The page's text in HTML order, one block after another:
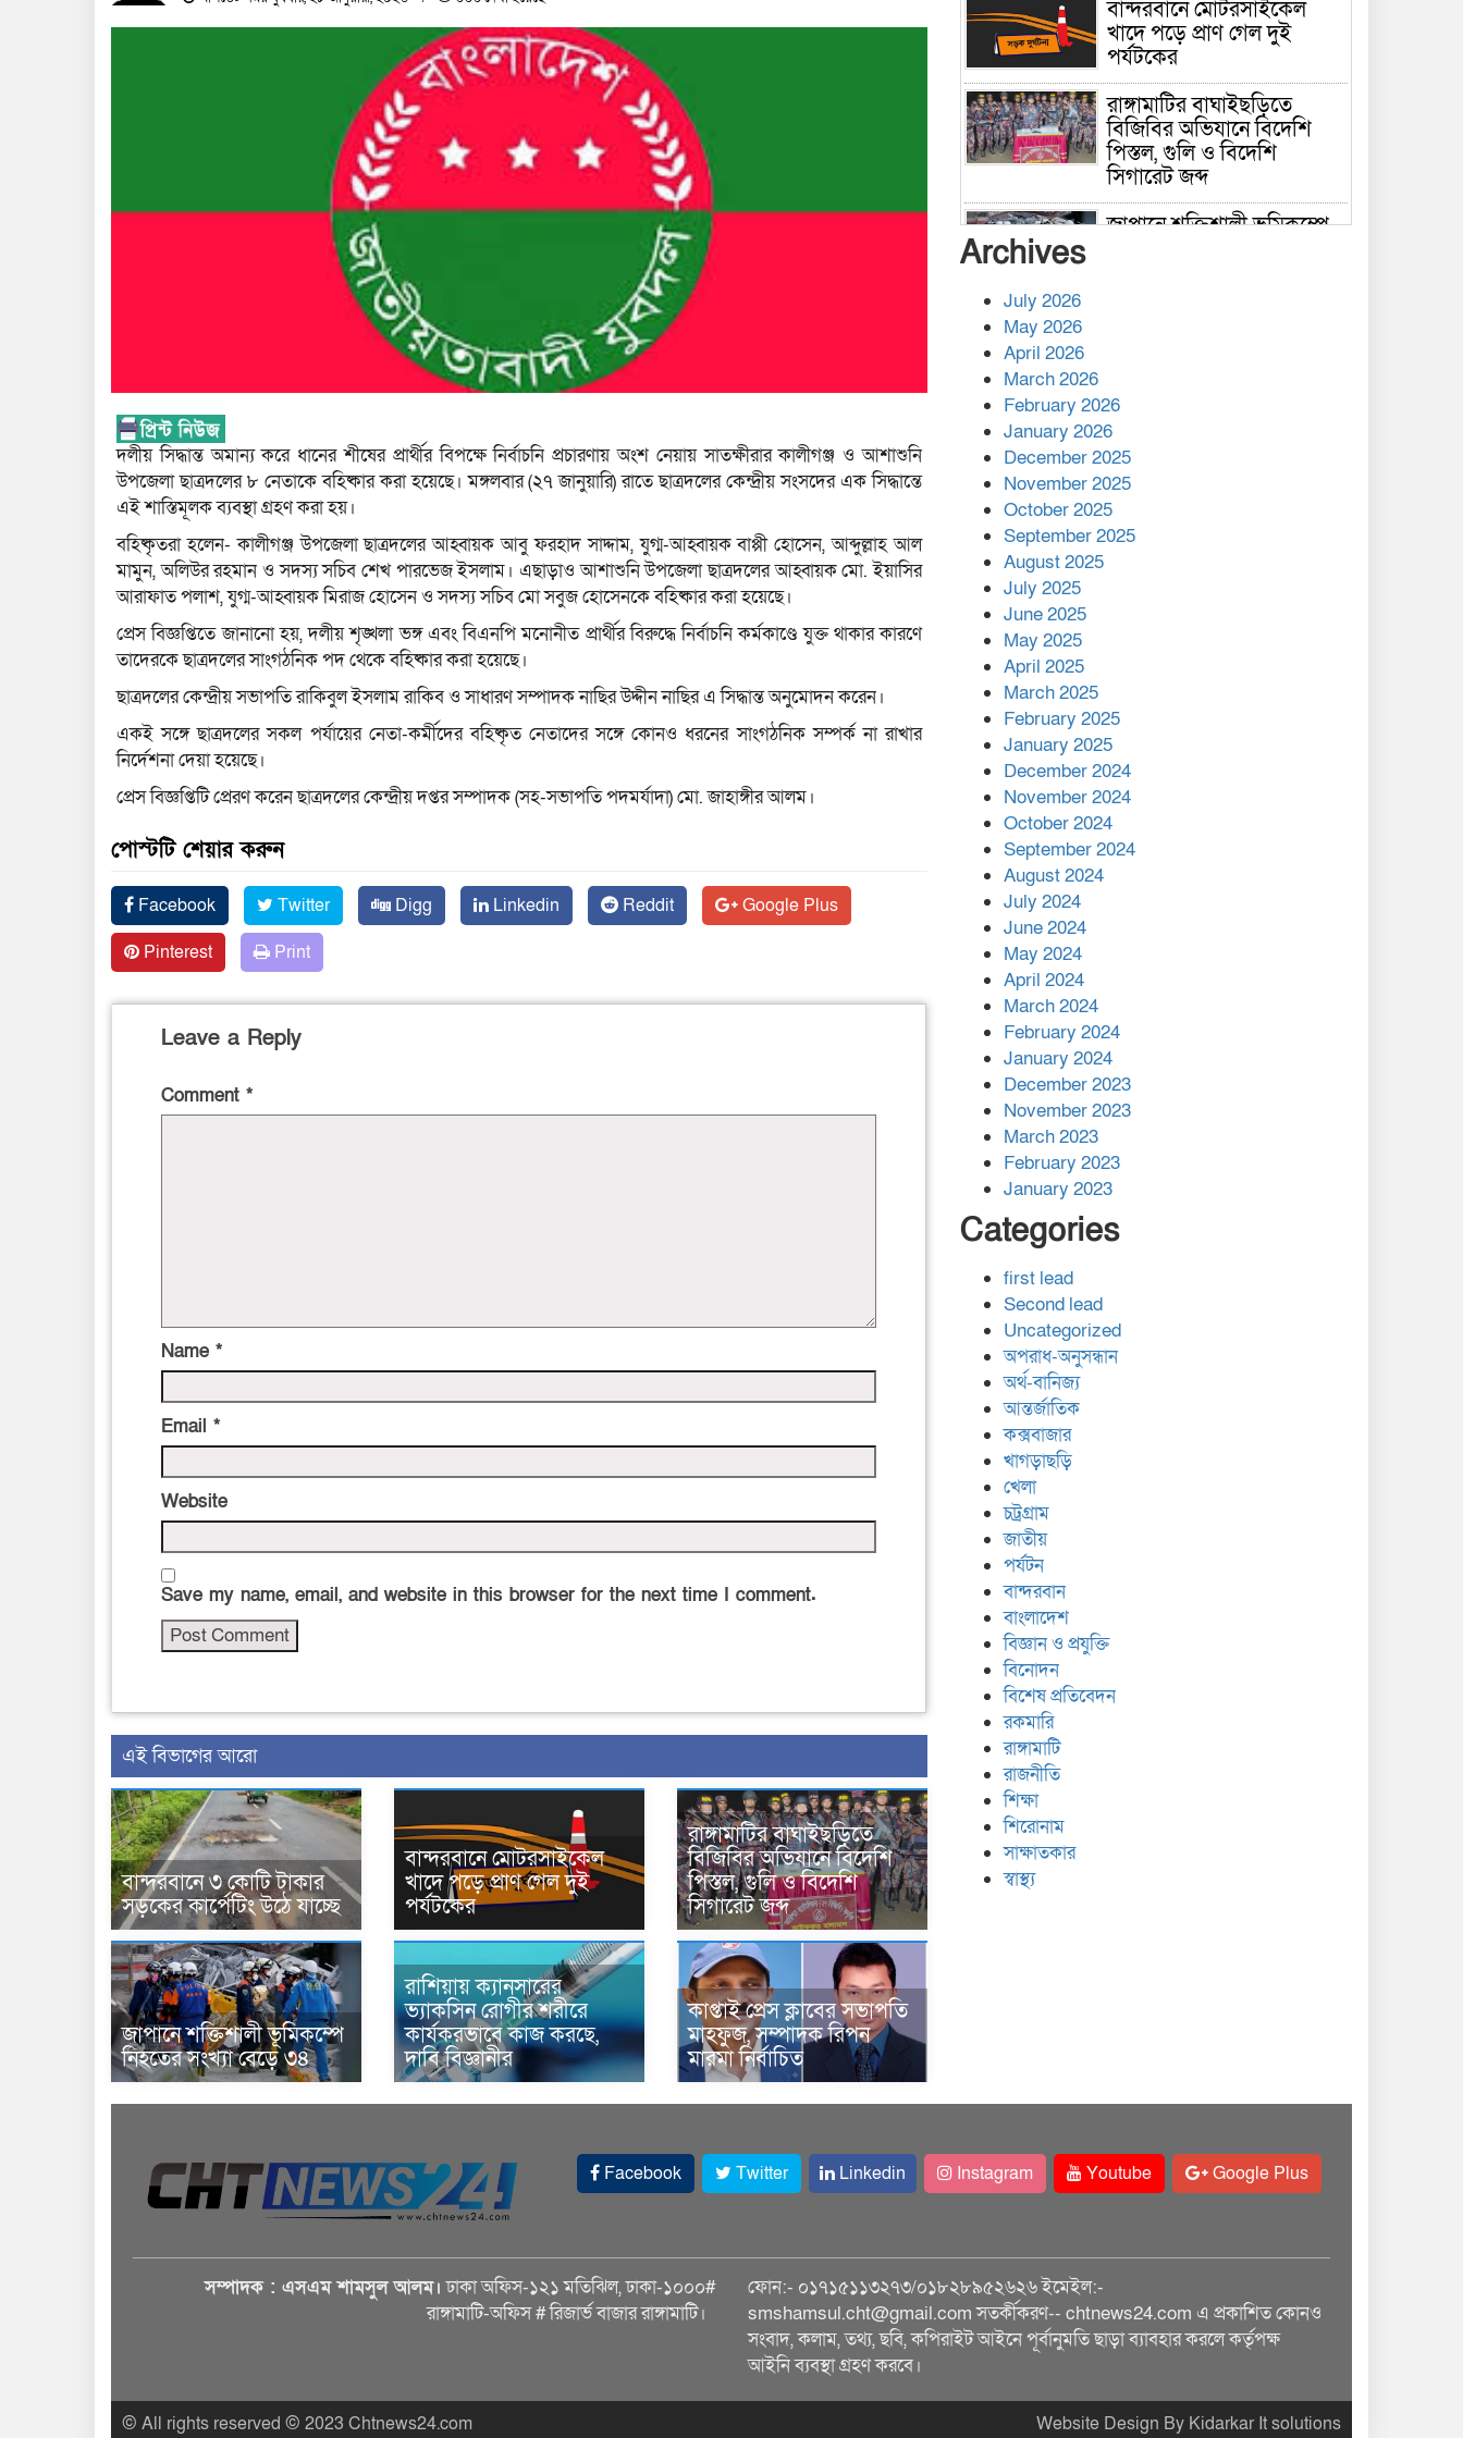
দলীয় সিদ্ধান্ত অমান্য করে ধানের শীষের প্রার্থীর বিপক্ষে নির্বাচনি প্রচারণায় অংশ নেয়ায় সাতক্ষীরার কালীগঞ্জ ও আশাশুনি
উপজেলা ছাত্রদলের ৮ নেতাকে বহিষ্কার করা হয়েছে। মঙ্গলবার (২৭ জানুয়ারি) রাতে ছাত্রদলের কেন্দ্রীয় সংসদের এক সিদ্ধান্তে
এই শাস্তিমূলক ব্যবস্থা গ্রহণ করা হয়।
বহিষ্কৃতরা হলেন- কালীগঞ্জ উপজেলা ছাত্রদলের আহ্বায়ক আবু ফরহাদ সাদ্দাম, যুগ্ম-আহ্বায়ক বাপ্পী হোসেন, আব্দুল্লাহ আল
মামুন, অলিউর রহমান ও সদস্য সচিব শেখ পারভেজ ইসলাম। এছাড়াও আশাশুনি উপজেলা ছাত্রদলের আহ্বায়ক মো. ইয়াসির
আরাফাত পলাশ, যুগ্ম-আহ্বায়ক মিরাজ হোসেন ও সদস্য সচিব মো সবুজ হোসেনকে বহিষ্কার করা হয়েছে।
প্রেস বিজ্ঞপ্তিতে জানানো হয়, দলীয় শৃঙ্খলা ভঙ্গ এবং বিএনপি মনোনীত প্রার্থীর বিরুদ্ধে নির্বাচনি কর্মকাণ্ডে যুক্ত থাকার কারণে
তাদেরকে ছাত্রদলের সাংগঠনিক পদ থেকে বহিষ্কার করা হয়েছে।
ছাত্রদলের কেন্দ্রীয় সভাপতি রাকিবুল ইসলাম রাকিব ও সাধারণ সম্পাদক নাছির উদ্দীন নাছির এ সিদ্ধান্ত অনুমোদন করেন।
একই সঙ্গে ছাত্রদলের সকল পর্যায়ের নেতা-কর্মীদের বহিষ্কৃত নেতাদের সঙ্গে কোনও ধরনের সাংগঠনিক সম্পর্ক না রাখার
নির্দেশনা দেয়া হয়েছে।
প্রেস বিজ্ঞপ্তিটি প্রেরণ করেন ছাত্রদলের কেন্দ্রীয় দপ্তর সম্পাদক (সহ-সভাপতি পদমর্যাদা) মো. জাহাঙ্গীর আলম।
পোস্টটি শেয়ার করুন
Facebook Twitter Digg Linkedin Reddit
Google Plus
Pinterest
Print
Leave a Reply
Comment *
Name *
Email *
Website
Save my name, email, and website in this browser for the next time I comment.
এই বিভাগের আরো
বান্দরবানে ৩ কোটি টাকার
সড়কের কার্পেটিং উঠে যাচ্ছে
বান্দরবানে মোটরসাইকেল
খাদে পড়ে প্রাণ গেল দুই
পর্যটকের
রাঙ্গামাটির বাঘাইছড়িতে
বিজিবির অভিযানে বিদেশি
পিস্তল, গুলি ও বিদেশি
সিগারেট জব্দ
জাপানে শক্তিশালী ভূমিকম্পে
নিহতের সংখ্যা বেড়ে ৩৪
রাশিয়ায় ক্যানসারের
ভ্যাকসিন রোগীর শরীরে
কার্যকরভাবে কাজ করছে,
দাবি বিজ্ঞানীর
কাপ্তাই প্রেস ক্লাবের সভাপতি
মাহফুজ, সম্পাদক রিপন
মারমা নির্বাচিত
বান্দরবানে মোটরসাইকেল
খাদে পড়ে প্রাণ গেল দুই
পর্যটকের
রাঙ্গামাটির বাঘাইছড়িতে
বিজিবির অভিযানে বিদেশি
পিস্তল, গুলি ও বিদেশি
সিগারেট জব্দ
জাপানে শক্তিশালী ভূমিকম্পে
কাপ্তাই প্রেস ক্লাবের সভাপতি
মাহফুজ, সম্পাদক রিপন মারমা
নির্বাচিত
মালয়েশিয়ার প্রধানমন্ত্রীকে চিঠি
দেয়ার পর ফোন তারেক
রহমানের,গ্যাস সঙ্কট
মোকাবিলায় সহায়তার আশ্বাস
এক বিলিয়ন ডলার বিনিয়োগ
হবে আনোয়ারায়
বান্দরবানে বন্যায় ক্ষতিগ্রস্তদের
মাঝে সহায়তা দিলেন সাচিং প্রু
জেরী
Archives
July 2026
May 2026
April 2026
March 2026
February 2026
January 2026
December 2025
November 2025
October 2025
September 2025
August 2025
July 2025
June 2025
May 2025
April 2025
March 2025
February 2025
January 2025
December 2024
November 2024
October 2024
September 2024
August 2024
July 2024
June 2024
May 2024
April 2024
March 2024
February 2024
January 2024
December 2023
November 2023
March 2023
February 2023
January 2023
Categories
first lead
Second lead
Uncategorized
অপরাধ-অনুসন্ধান
অর্থ-বানিজ্য
আন্তর্জাতিক
কক্সবাজার
খাগড়াছড়ি
খেলা
চট্রগ্রাম
জাতীয়
পর্যটন
বান্দরবান
বাংলাদেশ
বিজ্ঞান ও প্রযুক্তি
বিনোদন
বিশেষ প্রতিবেদন
রকমারি
রাঙ্গামাটি
রাজনীতি
শিক্ষা
শিরোনাম
সাক্ষাতকার
স্বাস্থ্য
Facebook Twitter Linkedin Instagram Youtube Google Plus
সম্পাদক : এসএম শামসুল আলম। ঢাকা অফিস-১২১ মতিঝিল, ঢাকা-১০০০#
রাঙ্গামাটি-অফিস # রিজার্ভ বাজার রাঙ্গামাটি।
ফোন:- ০১৭১৫১১৩২৭৩/০১৮২৮৯৫২৬২৬ ইমেইল:-
smshamsul.cht@gmail.com সতর্কীকরণ-- chtnews24.com এ প্রকাশিত কোনও
সংবাদ, কলাম, তথ্য, ছবি, কপিরাইট আইনে পূর্বানুমতি ছাড়া ব্যাবহার করলে কর্তৃপক্ষ
আইনি ব্যবস্থা গ্রহণ করবে।
© All rights reserved © 2023 Chtnews24.com Website Design By Kidarkar It solutions